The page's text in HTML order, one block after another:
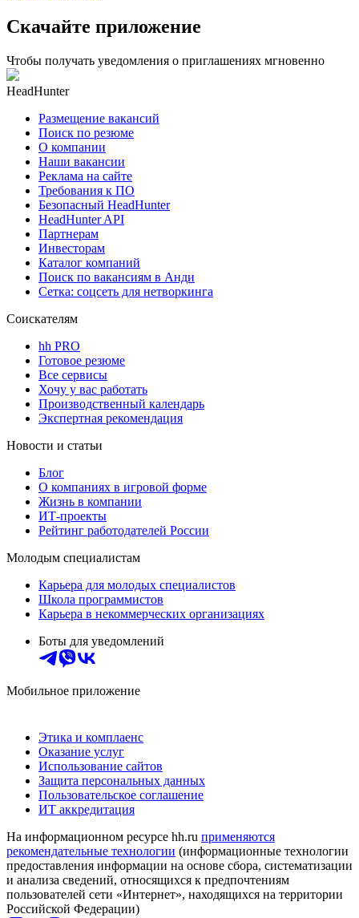
Скачайте приложение
Чтобы получать уведомления о приглашениях мгновенно
HeadHunter
Размещение вакансий
Поиск по резюме
О компании
Наши вакансии
Реклама на сайте
Требования к ПО
Безопасный HeadHunter
HeadHunter API
Партнерам
Инвесторам
Каталог компаний
Поиск по вакансиям в Анди
Сетка: соцсеть для нетворкинга
Соискателям
hh PRO
Готовое резюме
Все сервисы
Хочу у вас работать
Производственный календарь
Экспертная рекомендация
Новости и статьи
Блог
О компаниях в игровой форме
Жизнь в компании
ИТ-проекты
Рейтинг работодателей России
Молодым специалистам
Карьера для молодых специалистов
Школа программистов
Карьера в некоммерческих организациях
Боты для уведомлений
Мобильное приложение
Этика и комплаенс
Оказание услуг
Использование сайтов
Защита персональных данных
Пользовательское соглашение
ИТ аккредитация
На информационном ресурсе hh.ru применяются
рекомендательные технологии (информационные технологии
предоставления информации на основе сбора, систематизации
и анализа сведений, относящихся к предпочтениям
пользователей сети «Интернет», находящихся на территории
Российской Федерации)